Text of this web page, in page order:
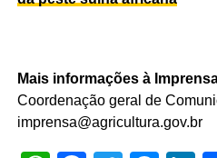
Mais informações à
Coordenação geral de
imprensa@agricultura.gov.br